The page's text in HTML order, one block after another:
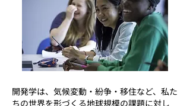
開発学は、気候変動・紛争・移住など、私た
ちの世界を形づくる地球規模の課題に対し